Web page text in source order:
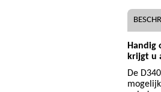
Handig
krijgt u
De